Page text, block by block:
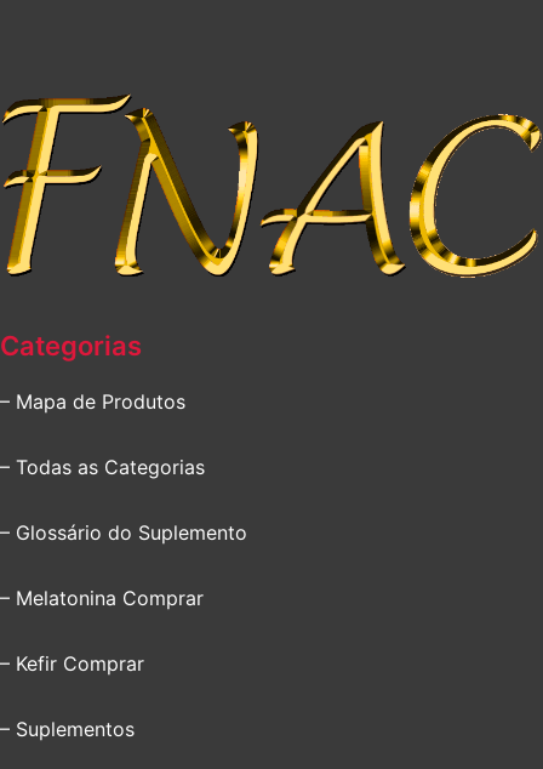
Categorias
– Mapa de Produtos
– Todas as Categorias
– Glossário do Suplemento
– Melatonina Comprar
– Kefir Comprar
– Suplementos